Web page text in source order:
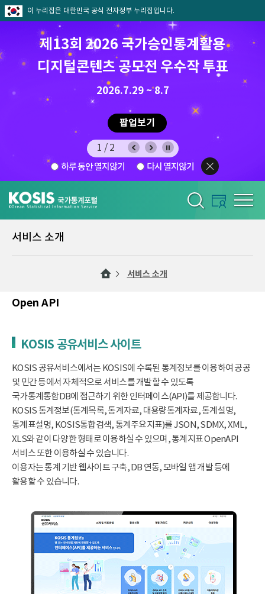
이 누리집은 대한민국 공식 전자정부 누리집입니다.
제13회 2026 국가승인통계활용
디지털콘텐츠 공모전 우수작 투표
2026.7.29 ~ 8.7
팝업보기
8.7.(금) ~ 8.21.(금)
1/2
하루 동안 열지않기 다시 열지않기
서비스 소개
서비스 소개
Open API
KOSIS 공유서비스 사이트
KOSIS 공유서비스에서는 KOSIS에 수록된 통계정보를 이용하여 공공
및 민간 등에서 자체적으로 서비스를 개발할 수 있도록
국가통계통합DB에 접근하기 위한 인터페이스(API)를 제공합니다.
KOSIS 통계정보(통계목록, 통계자료, 대용량통계자료, 통계설명,
통계표설명, KOSIS통합검색, 통계주요지표)를 JSON, SDMX, XML,
XLS와 같이 다양한 형태로 이용하실 수 있으며, 통계지표 OpenAPI
서비스 또한 이용하실 수 있습니다.
이용자는 통계 기반 웹사이트 구축, DB 연동, 모바일 앱 개발 등에
활용할 수 있습니다.